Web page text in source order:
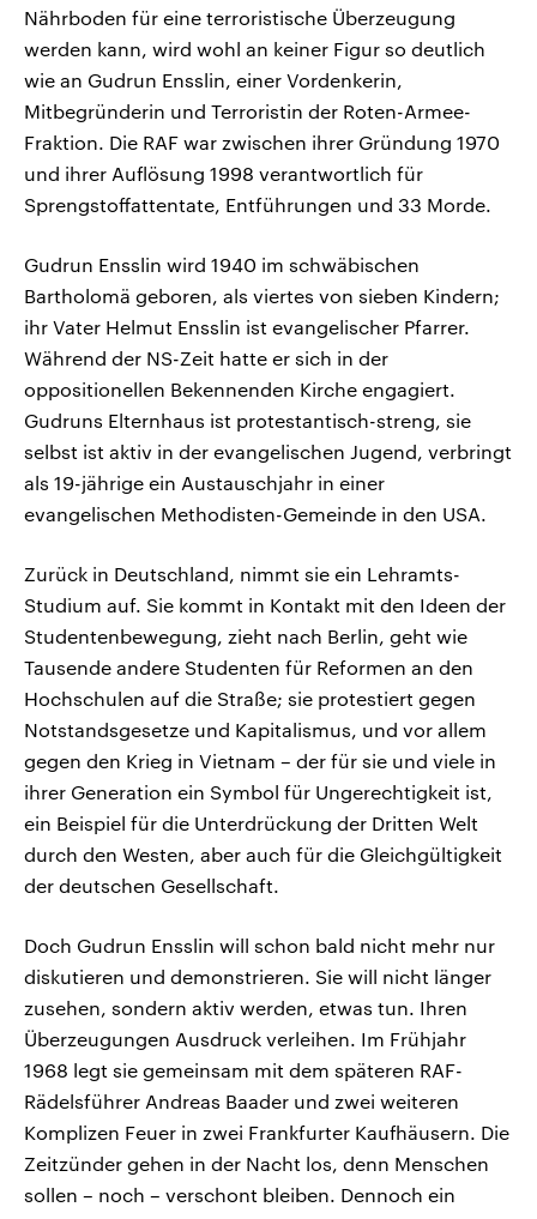
Nährboden für eine terroristische Überzeugung
werden kann, wird wohl an keiner Figur so deutlich
wie an Gudrun Ensslin, einer Vordenkerin,
Mitbegründerin und Terroristin der Roten-Armee-
Fraktion. Die RAF war zwischen ihrer Gründung 1970
und ihrer Auflösung 1998 verantwortlich für
Sprengstoffattentate, Entführungen und 33 Morde.
Gudrun Ensslin wird 1940 im schwäbischen
Bartholomä geboren, als viertes von sieben Kindern;
ihr Vater Helmut Ensslin ist evangelischer Pfarrer.
Während der NS-Zeit hatte er sich in der
oppositionellen Bekennenden Kirche engagiert.
Gudruns Elternhaus ist protestantisch-streng, sie
selbst ist aktiv in der evangelischen Jugend, verbringt
als 19-jährige ein Austauschjahr in einer
evangelischen Methodisten-Gemeinde in den USA.
Zurück in Deutschland, nimmt sie ein Lehramts-
Studium auf. Sie kommt in Kontakt mit den Ideen der
Studentenbewegung, zieht nach Berlin, geht wie
Tausende andere Studenten für Reformen an den
Hochschulen auf die Straße; sie protestiert gegen
Notstandsgesetze und Kapitalismus, und vor allem
gegen den Krieg in Vietnam – der für sie und viele in
ihrer Generation ein Symbol für Ungerechtigkeit ist,
ein Beispiel für die Unterdrückung der Dritten Welt
durch den Westen, aber auch für die Gleichgültigkeit
der deutschen Gesellschaft.
Doch Gudrun Ensslin will schon bald nicht mehr nur
diskutieren und demonstrieren. Sie will nicht länger
zusehen, sondern aktiv werden, etwas tun. Ihren
Überzeugungen Ausdruck verleihen. Im Frühjahr
1968 legt sie gemeinsam mit dem späteren RAF-
Rädelsführer Andreas Baader und zwei weiteren
Komplizen Feuer in zwei Frankfurter Kaufhäusern. Die
Zeitzünder gehen in der Nacht los, denn Menschen
sollen – noch – verschont bleiben. Dennoch ein